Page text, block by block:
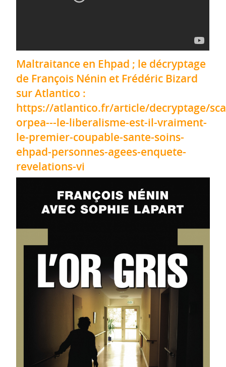
Maltraitance en Ehpad ; le décryptage
de François Nénin et Frédéric Bizard
sur Atlantico :
https://atlantico.fr/article/decryptage/
orpea---le-liberalisme-est-il-vraiment-
le-premier-coupable-sante-soins-
ehpad-personnes-agees-enquete-
revelations-vi